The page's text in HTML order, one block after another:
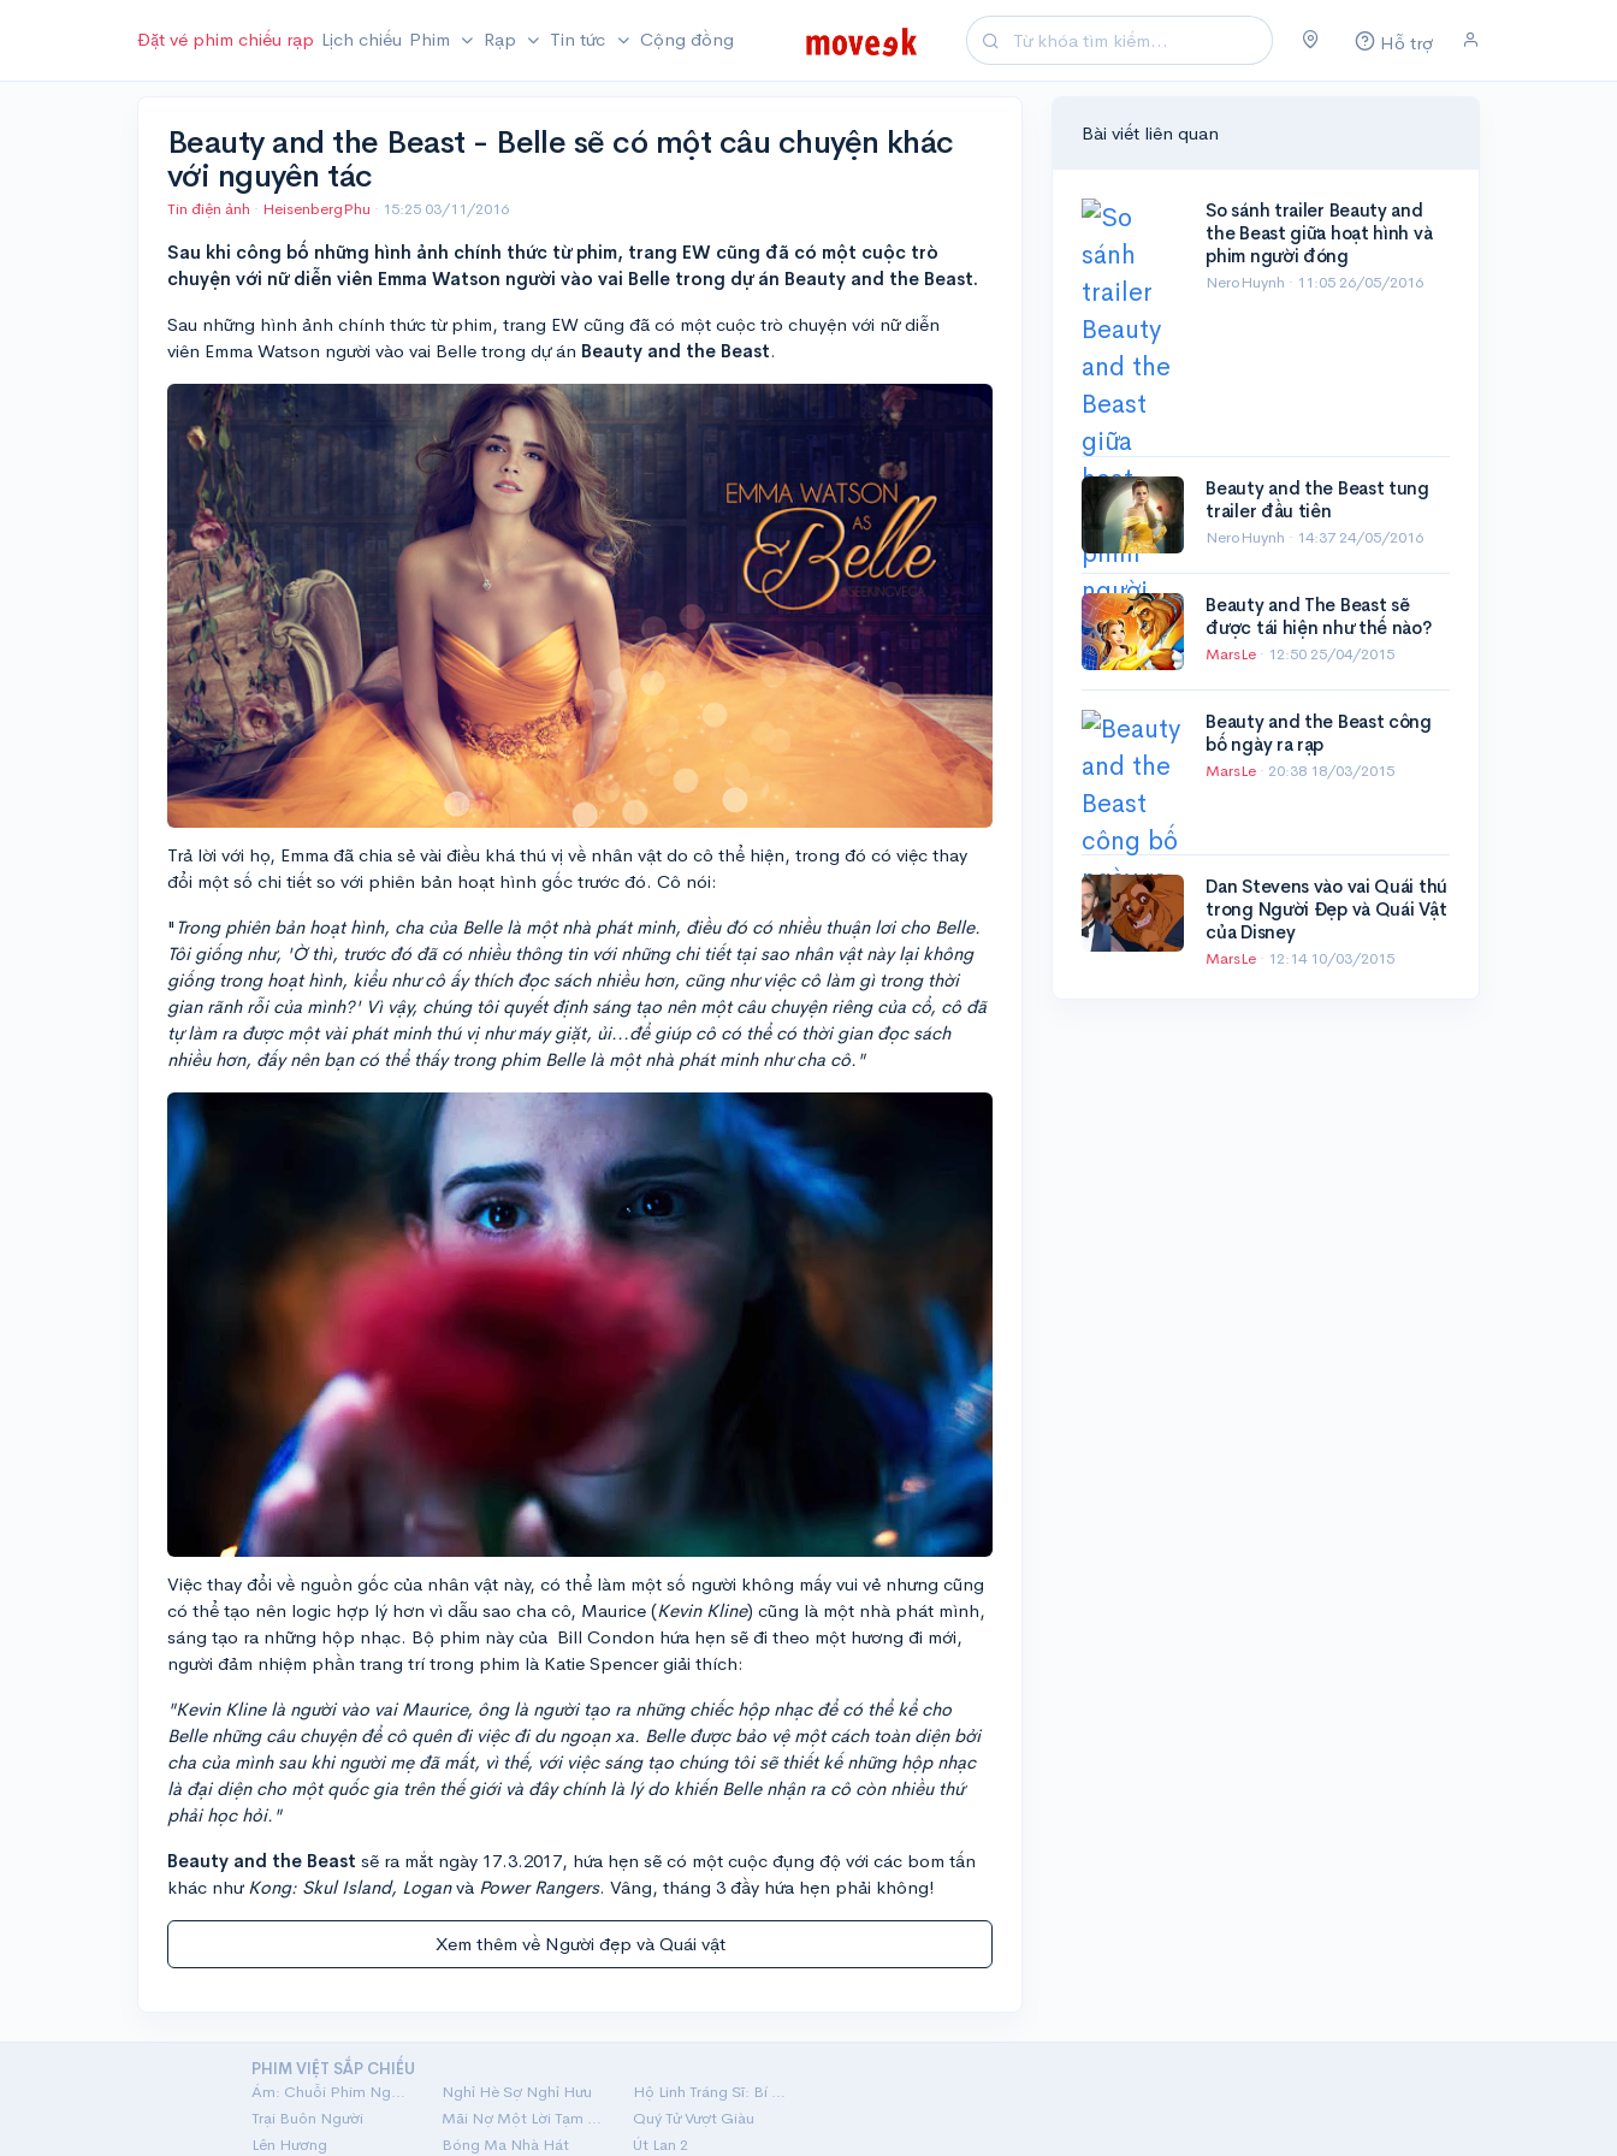
Hỗ trợ
Đặt vé phim chiếu rạp Lịch chiếu Phim Rạp Tin tức Cộng đồng
Beauty and the Beast - Belle sẽ có một câu chuyện khác
với nguyên tác
Tin điện ảnh · HeisenbergPhu · 15:25 03/11/2016
Sau khi công bố những hình ảnh chính thức từ phim, trang EW cũng đã có một cuộc trò
chuyện với nữ diễn viên Emma Watson người vào vai Belle trong dự án Beauty and the Beast.
Sau những hình ảnh chính thức từ phim, trang EW cũng đã có một cuộc trò chuyện với nữ diễn
viên Emma Watson người vào vai Belle trong dự án Beauty and the Beast.
Trả lời với họ, Emma đã chia sẻ vài điều khá thú vị về nhân vật do cô thể hiện, trong đó có việc thay
đổi một số chi tiết so với phiên bản hoạt hình gốc trước đó. Cô nói:
" Trong phiên bản hoạt hình, cha của Belle là một nhà phát minh, điều đó có nhiều thuận lơi cho Belle.
Tôi giống như, 'Ờ thì, trước đó đã có nhiều thông tin với những chi tiết tại sao nhân vật này lại không
giống trong hoạt hình, kiểu như cô ấy thích đọc sách nhiều hơn, cũng như việc cô làm gì trong thời
gian rãnh rỗi của mình?' Vì vậy, chúng tôi quyết định sáng tạo nên một câu chuyện riêng của cổ, cô đã
tự làm ra được một vài phát minh thú vị như máy giặt, ủi...để giúp cô có thể có thời gian đọc sách
nhiều hơn, đấy nên bạn có thể thấy trong phim Belle là một nhà phát minh như cha cô."
Việc thay đổi về nguồn gốc của nhân vật này, có thể làm một số người không mấy vui vẻ nhưng cũng
có thể tạo nên logic hợp lý hơn vì dẫu sao cha cô, Maurice (Kevin Kline) cũng là một nhà phát mình,
sáng tạo ra những hộp nhạc. Bộ phim này của Bill Condon hứa hẹn sẽ đi theo một hương đi mới,
người đảm nhiệm phần trang trí trong phim là Katie Spencer giải thích:
"Kevin Kline là người vào vai Maurice, ông là người tạo ra những chiếc hộp nhạc để có thể kể cho
Belle những câu chuyện để cô quên đi việc đi du ngoạn xa. Belle được bảo vệ một cách toàn diện bởi
cha của mình sau khi người mẹ đã mất, vì thế, với việc sáng tạo chúng tôi sẽ thiết kế những hộp nhạc
là đại diện cho một quốc gia trên thế giới và đây chính là lý do khiến Belle nhận ra cô còn nhiều thứ
phải học hỏi."
Beauty and the Beast sẽ ra mắt ngày 17.3.2017, hứa hẹn sẽ có một cuộc đụng độ với các bom tấn
khác như Kong: Skul Island, Loganvà Power Rangers. Vâng, tháng 3 đầy hứa hẹn phải không!
Xem thêm về Người đẹp và Quái vật
Bài viết liên quan
So sánh trailer Beauty and
the Beast giữa hoạt hình và
phim người đóng
NeroHuynh · 11:05 26/05/2016
Beauty and the Beast tung
trailer đầu tiên
NeroHuynh · 14:37 24/05/2016
Beauty and The Beast sẽ
được tái hiện như thế nào?
MarsLe · 12:50 25/04/2015
Beauty and the Beast công
bố ngày ra rạp
MarsLe · 20:38 18/03/2015
Dan Stevens vào vai Quái thú
trong Người Đẹp và Quái Vật
của Disney
MarsLe · 12:14 10/03/2015
PHIM VIỆT SẮP CHIẾU
Ám: Chuỗi Phim Ngắn Linh Dị
Nghỉ Hè Sợ Nghỉ Hưu
Hộ Linh Tráng Sĩ: Bí Ẩn Mộ Vua Đinh
Trại Buôn Người
Mãi Nợ Một Lời Tạm Biệt
Quý Tử Vượt Giàu
Lên Hương
Bóng Ma Nhà Hát Út Lan 2